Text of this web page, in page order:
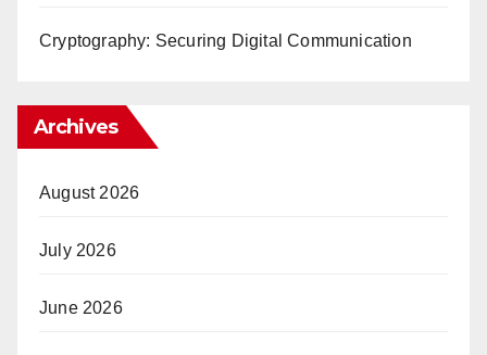
Cryptography: Securing Digital Communication
Archives
August 2026
July 2026
June 2026